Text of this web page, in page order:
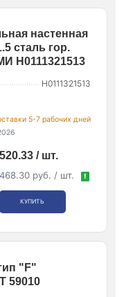
настенная
сталь гор.
Н0111321513
Н0111321513
5-7 рабочих дней
520.33 / шт.
468.30 руб. / шт. !
КУПИТЬ
"F"
59010